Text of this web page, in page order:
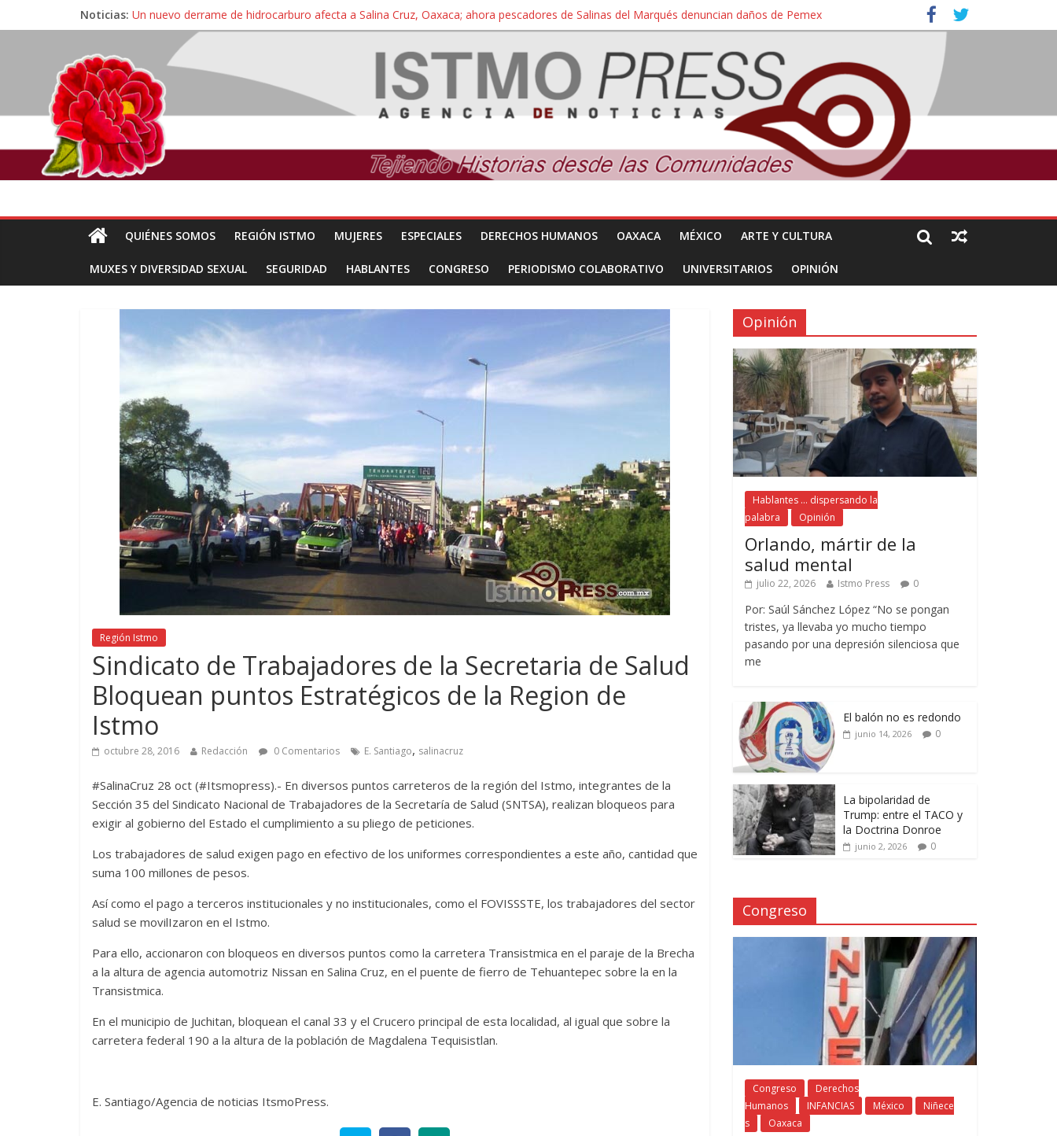
Noticias: Un nuevo derrame de hidrocarburo afecta a Salina Cruz, Oaxaca; ahora pescadores de Salinas del Marqués denuncian daños de Pemex
Ángel, el joven autista expulsado por la Universidad Bienestar de Ixtepec, Oaxaca vuelve a las aulas tras amparo
Familiares de periodista Alejandro Leyva se reúnen con titular de la SEGOB y exigen detener a los autores materiales e intelectuales de su asesinato
Alertan pescadores de Juchitán, Oaxaca de nuevo despojo de su territorio para construir un parque eólico
Pescadores y comuneros ikoots detienen la extracción ilegal de material pétreo de gravera Oyamel
QUIÉNES SOMOS REGIÓN ISTMO MUJERES ESPECIALES DERECHOS HUMANOS OAXACA MÉXICO ARTE Y CULTURA
MUXES Y DIVERSIDAD SEXUAL SEGURIDAD HABLANTES CONGRESO PERIODISMO COLABORATIVO UNIVERSITARIOS OPINIÓN
Región Istmo
Sindicato de Trabajadores de la Secretaria de Salud
Bloquean puntos Estratégicos de la Region de
Istmo
octubre 28, 2016 Redacción 0 Comentarios E. Santiago, salinacruz
#SalinaCruz 28 oct (#Itsmopress).- En diversos puntos carreteros de la región del Istmo, integrantes de la
Sección 35 del Sindicato Nacional de Trabajadores de la Secretaría de Salud (SNTSA), realizan bloqueos para
exigir al gobierno del Estado el cumplimiento a su pliego de peticiones.
Los trabajadores de salud exigen pago en efectivo de los uniformes correspondientes a este año, cantidad que
suma 100 millones de pesos.
Así como el pago a terceros institucionales y no institucionales, como el FOVISSSTE, los trabajadores del sector
salud se movilIzaron en el Istmo.
Para ello, accionaron con bloqueos en diversos puntos como la carretera Transistmica en el paraje de la Brecha
a la altura de agencia automotriz Nissan en Salina Cruz, en el puente de fierro de Tehuantepec sobre la en la
Transistmica.
En el municipio de Juchitan, bloquean el canal 33 y el Crucero principal de esta localidad, al igual que sobre la
carretera federal 190 a la altura de la población de Magdalena Tequisistlan.
E. Santiago/Agencia de noticias ItsmoPress.
Opinión
Hablantes ... dispersando la
palabra
Opinión
Orlando, mártir de la
salud mental
julio 22, 2026 Istmo Press 0
Por: Saúl Sánchez López “No se pongan
tristes, ya llevaba yo mucho tiempo
pasando por una depresión silenciosa que
me
El balón no es redondo
junio 14, 2026 0
La bipolaridad de
Trump: entre el TACO y
la Doctrina Donroe
junio 2, 2026 0
Congreso
Congreso
Derechos
Humanos
INFANCIAS México
Niñece
s
Oaxaca